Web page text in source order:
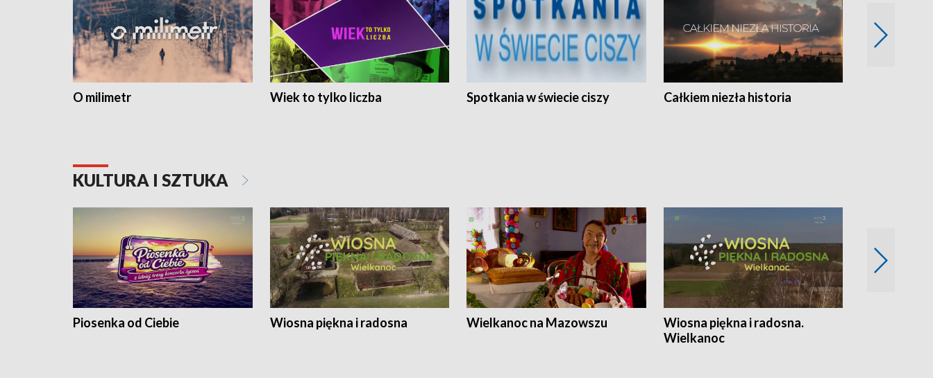
O milimetr Wiek to tylko liczba Spotkania w świecie ciszy Całkiem niezła historia
KULTURA I SZTUKA
Piosenka od Ciebie Wiosna piękna i radosna Wielkanoc na Mazowszu
Wiosna piękna i radosna.
Wielkanoc